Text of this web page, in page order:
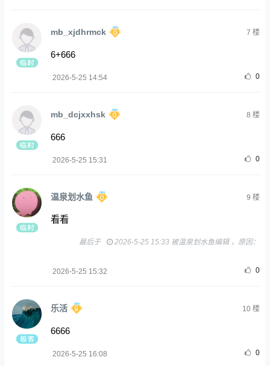
mb_xjdhrmck 7 楼
6+666
2026-5-25 14:54 0
mb_dcjxxhsk 8 楼
666
2026-5-25 15:31 0
温泉划水鱼 9 楼
看看
最后于 2026-5-25 15:33 被温泉划水鱼编辑 ，原因：
2026-5-25 15:32 0
乐活 10楼
6666
2026-5-25 16:08 0